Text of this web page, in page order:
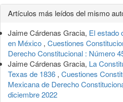
Detalles
del
artículo
Artículos más leídos del mismo
Jaime Cárdenas Gracia, El estado
en México , Cuestiones
Derecho Constitucional : Número
Jaime Cárdenas Gracia, La
Texas de 1836 , Cuestiones
Mexicana de Derecho
diciembre 2022